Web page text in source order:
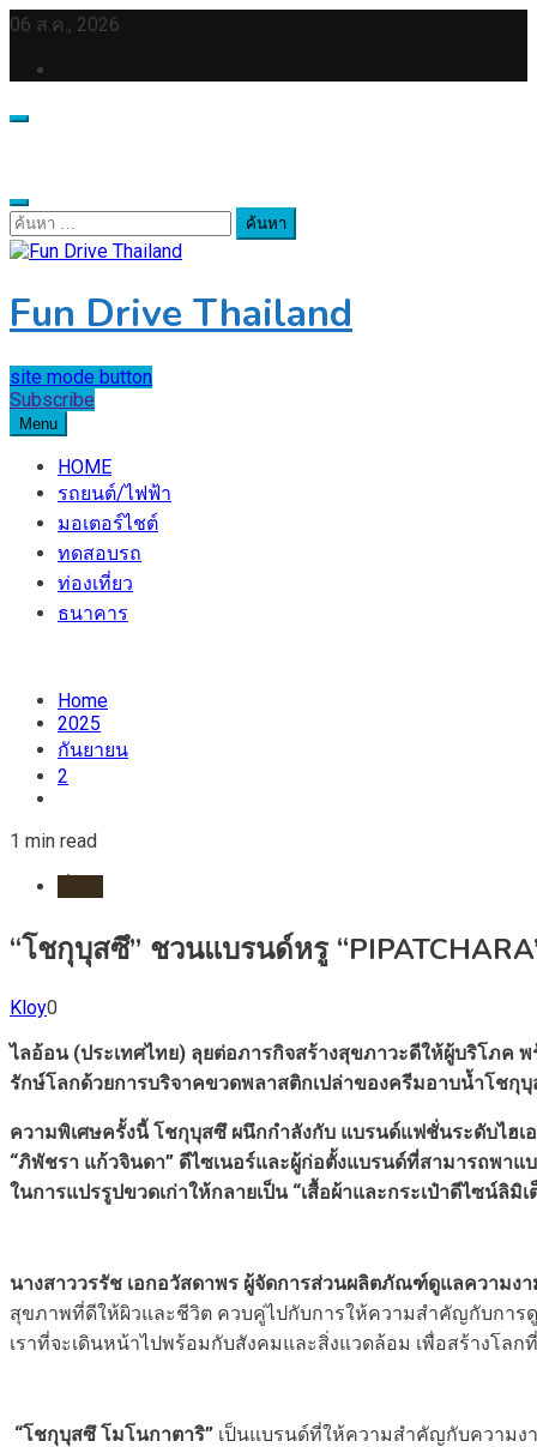
Skip
content
06 ส.ค., 2026
ค้นหา
สำหรับ:
Fun Drive Thailand
site mode button
Subscribe
Menu
HOME
รถยนต์/ไฟฟ้า
มอเตอร์ไชต์
ทดสอบรถ
ท่องเที่ยว
ธนาคาร
Home
2025
กันยายน
2
1 min read
“โชกุบุสซึ” ชวนแบรนด์หรู
Kloy0
ไลอ้อน (ประเทศไทย) ลุยต่อภารกิจสร้างสุขภาวะดีให้ผู้บริโภค
รักษ์โลกด้วยการบริจาคขวดพลาสติกเปล่าของครีมอาบน้ำโชกุ
ความพิเศษครั้งนี้ โชกุบุสซึ ผนึกกำลังกับ แบรนด์แฟชั่นระดับไฮเ
“ภิพัชรา แก้วจินดา” ดีไซเนอร์และผู้ก่อตั้งแบรนด์ที่สามารถพาแ
ในการแปรรูปขวดเก่าให้กลายเป็น “เสื้อผ้าและกระเป๋าดีไซน์ลิ
นางสาววรรัช เอกอวัสดาพร ผู้จัดการส่วนผลิตภัณฑ์ดูแลความง
สุขภาพที่ดีให้ผิวและชีวิต ควบคู่ไปกับการให้ความสำคัญกับการ
เราที่จะเดินหน้าไปพร้อมกับสังคมและสิ่งแวดล้อม เพื่อสร้างโล
“โชกุบุสซึ โมโนกาตาริ” เป็นแบรนด์ที่ให้ความสำคัญกับความง